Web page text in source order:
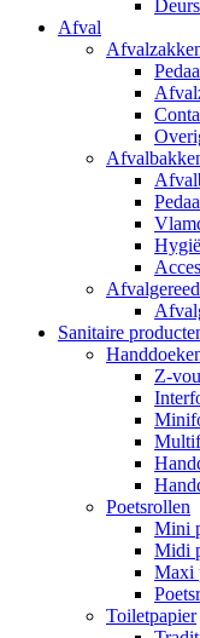
Afval
Sanitaire
Z-
Poetsrollen
Mini
Midi
Maxi
Toiletpapier